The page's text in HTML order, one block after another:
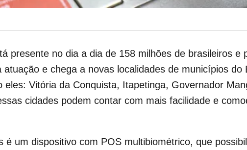
presente no dia a dia de 158 milhões de brasileiros e
e chega a novas localidades de municípios
eles: Vitória da Conquista, Itapetinga, Governador
cidades podem contar com mais facilidade e
é um dispositivo com POS multibiométrico, que